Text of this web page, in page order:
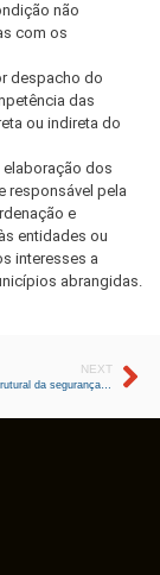
não
com os
despacho do
das
ou indireta do
elaboração dos
responsável pela
e
entidades ou
interesses a
abrangidas.
NEXT
Sobre um modelo estrutural da segurança organizacional